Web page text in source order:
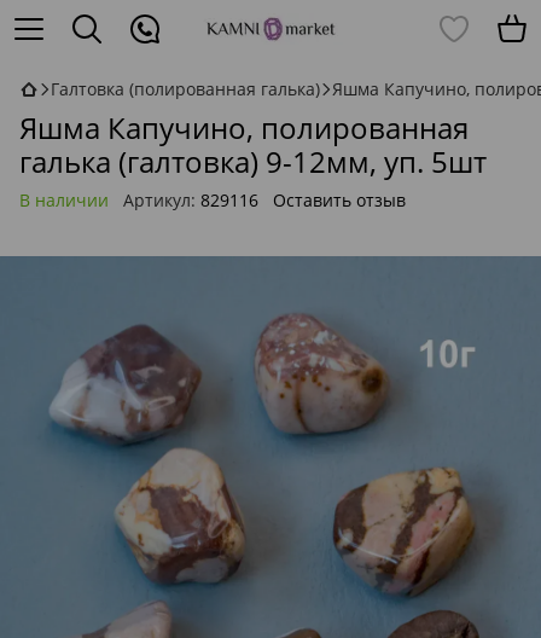
Галтовка (полированная галька) Яшма Капучино,
Яшма Капучино, полированная
галька (галтовка) 9-12мм, уп. 5шт
В наличии Артикул: 829116 Оставить отзыв